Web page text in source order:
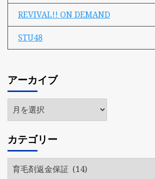
REVIVAL!! ON DEMAND
STU48
アーカイブ
ア
ー
イ
ブ
カテゴリー
カ
テ